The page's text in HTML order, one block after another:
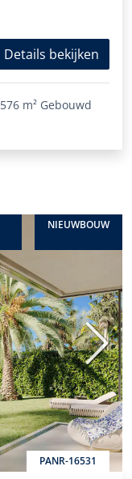
Details bekijken
576 m² Gebouwd
NIEUWBOUW
PANR-16531